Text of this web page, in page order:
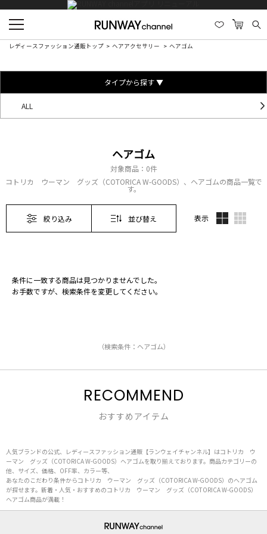
レディースファッション通販トップ ヘアアクセサリー ヘアゴム
タイプから探す ▼
ALL
ヘアゴム
対象商品： 0件
コトリカ ウーマン グッズ（COTORICA W-GOODS）、ヘアゴムの商品一覧で
す。
絞り込み 並び替え 表示
条件に一致する商品は見つかりませんでした。
お手数ですが、検索条件を変更してください。
（検索条件：ヘアゴム）
RECOMMEND
おすすめアイテム
人気ブランドの公式、レディースファッション通販【ランウェイチャンネル】はコトリカ ウ
ーマン グッズ（COTORICA W-GOODS）ヘアゴムを取り揃えております。商品カテゴリーの
他、サイズ、価格、OFF率、カラー等、
あなたのこだわり条件からコトリカ ウーマン グッズ（COTORICA W-GOODS）のヘアゴム
が探せます。新着・人気・おすすめのコトリカ ウーマン グッズ（COTORICA W-GOODS）
ヘアゴム商品が満載！